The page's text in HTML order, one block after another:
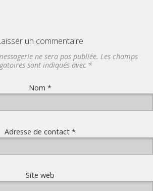
un commentaire
ne sera pas publiée. Les champs
sont indiqués avec *
Nom *
Adresse de contact *
Site web